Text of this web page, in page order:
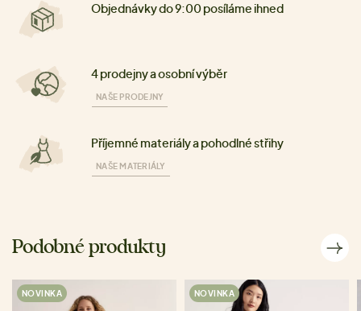
Objednávky do 9:00 posíláme ihned
4 prodejny a osobní výběr
NAŠE PRODEJNY
Příjemné materiály a pohodlné střihy
NAŠE MATERIÁLY
Podobné produkty
NOVINKA NOVINKA